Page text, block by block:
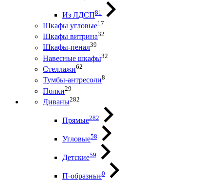
Из ЛДСП81
Шкафы угловые17
Шкафы витрина32
Шкафы-пенал39
Навесные шкафы32
Стеллажи62
Тумбы-антресоли8
Полки29
Диваны282
Прямые282
Угловые58
Детские59
П-образные0